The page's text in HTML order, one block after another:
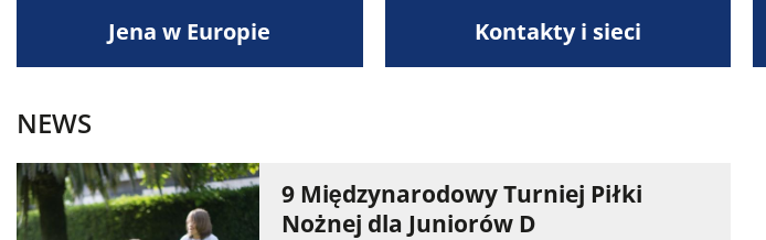
Jena w Europie Kontakty i sieci
NEWS
9 Międzynarodowy Turniej Piłki
Nożnej dla Juniorów D